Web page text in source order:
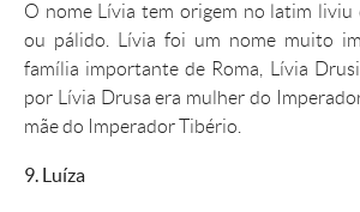
O nome Lívia tem origem no latim liviu
ou pálido.
Lívia foi um nome muito
família importante de Roma,
Lívia
por
Lívia Drusa era mulher do
mãe do Imperador Tibério.
9. Luíza